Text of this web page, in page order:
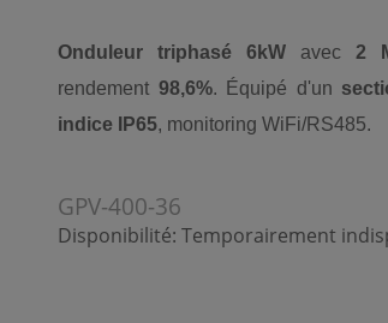
Onduleur triphasé 6kWavec 2
rendement 98,6%. Équipé d'un
indice IP65, monitoring WiFi/RS485.
GPV-400-36
Disponibilité: Temporairement